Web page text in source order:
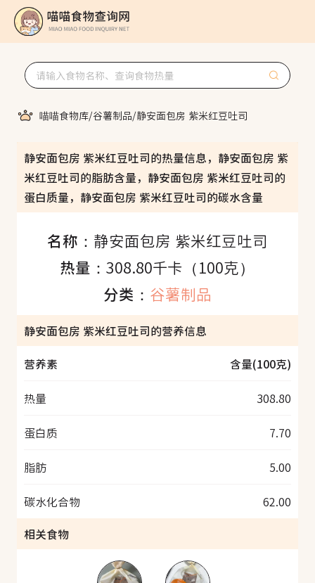
喵喵食物库/谷薯制品/静安面包房 紫米红豆吐司
静安面包房 紫米红豆吐司的热量信息，静安面包房 紫
米红豆吐司的脂肪含量，静安面包房 紫米红豆吐司的
蛋白质量，静安面包房 紫米红豆吐司的碳水含量
名称： 静安面包房 紫米红豆吐司
热量：308.80千卡（100克）
分类： 谷薯制品
静安面包房 紫米红豆吐司的营养信息
营养素
含量(100克)
热量 308.80
蛋白质 7.70
脂肪 5.00
碳水化合物
62.00
相关食物